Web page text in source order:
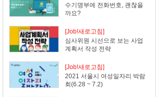
수기명부에 전화번호, 괜찮을
까요?
[Job!새로고침]
심사위원 시선으로 보는 사업
계획서 작성 전략
[Job!새로고침]
2021 서울시 여성일자리 박람
회(6.28 ~ 7.2)